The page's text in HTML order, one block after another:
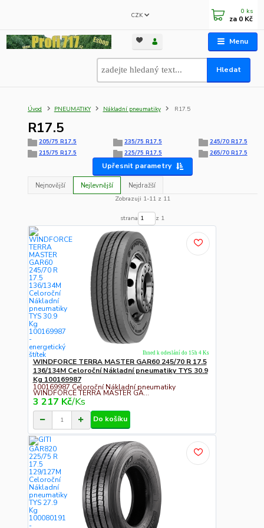
Menu
CZK
Hledat
0 ks
za 0 Kč
Úvod PNEUMATIKY Nákladní pneumatiky R17.5
R17.5
205/75 R17.5 235/75 R17.5
245/70 R17.5
215/75 R17.5
225/75 R17.5 265/70 R17.5
Upřesnit parametry
Nejnovější Nejlevnější
Nejdražší
Zobrazuji 1-11 z 11
strana z 1
WINDFORCE TERRA MASTER GAR60 245/70 R 17.5
136/134M Celoroční Nákladní pneumatiky TYS 30.9
Kg 100169987
100169987 Celoroční Nákladní pneumatiky
WINDFORCE TERRA MASTER GA...
3 217 Kč/Ks
Ihned k odeslání do 15h 4 Ks
Do košíku